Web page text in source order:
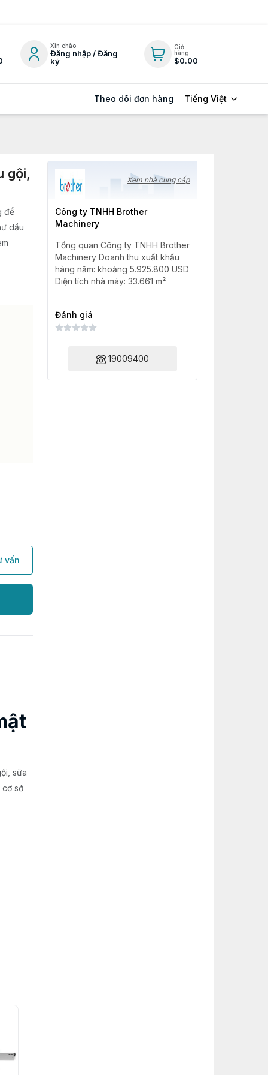
Xin chào
Đăng nhập / Đăng
ký
Giỏ
hàng
$0.00
Theo dõi đơn hàng Tiếng Việt
gội,
để
dầu
vấn
sữa
cơ sở
Xem nhà cung cấp
Công ty TNHH Brother
Machinery
Tổng quan Công ty TNHH Brother
Machinery Doanh thu xuất khẩu
hàng năm: khoảng 5.925.800 USD
Diện tích nhà máy: 33.661 m²
Đánh giá
19009400